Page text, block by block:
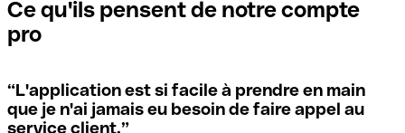
signifie que vous avez le code de l'une des succursales
locales.
Si vous n'êtes pas sûr du code SWIFT que vous devriez
utiliser, nous avons développé un outil de recherche de
vérification/recherche de codes SWIFT. Ainsi, vous pouvez
trouver et vérifier vos codes SWIFT avant de réaliser vos
transferts d’argent.
Ce qu'ils pensent de notre compte
pro
“L'application est si facile à prendre en main
que je n'ai jamais eu besoin de faire appel au
service client.”